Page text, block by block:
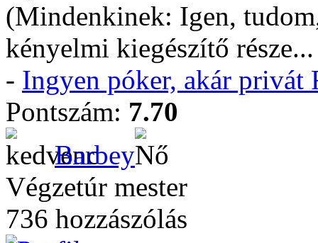
(Mindenkinek: Igen,
kényelmi kiegészítő
- Ingyen póker, akár privát
Pontszám: 7.70
Barbey
Végzetúr mester
736 hozzászólás